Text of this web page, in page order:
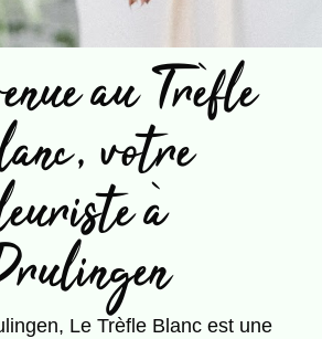
au Trèfle
votre
à
Le Trèfle Blanc est une